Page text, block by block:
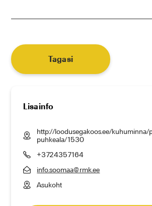
Lisainfo
http://loodusegakoos.ee/kuhuminna/
puhkeala/1530
+3724357164
info.soomaa@rmk.ee
Asukoht
Tagasi